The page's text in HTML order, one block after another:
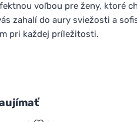
voľbou pre ženy, ktoré
zahalí do aury sviežosti a
pri každej príležitosti.